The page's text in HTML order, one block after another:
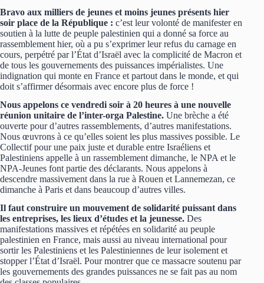
Bravo aux milliers de jeunes et moins jeunes présents hier
soir place de la République : c’est leur volonté de manifester en
soutien à la lutte de peuple palestinien qui a donné sa force au
rassemblement hier, où a pu s’exprimer leur refus du carnage en
cours, perpétré par l’État d’Israël avec la complicité de Macron et
de tous les gouvernements des puissances impérialistes. Une
indignation qui monte en France et partout dans le monde, et qui
doit s’affirmer désormais avec encore plus de force !
Nous appelons ce vendredi soir à 20 heures à une nouvelle
réunion unitaire de l’inter-orga Palestine. Une brèche a été
ouverte pour d’autres rassemblements, d’autres manifestations.
Nous œuvrons à ce qu’elles soient les plus massives possible. Le
Collectif pour une paix juste et durable entre Israéliens et
Palestiniens appelle à un rassemblement dimanche, le NPA et le
NPA-Jeunes font partie des déclarants. Nous appelons à
descendre massivement dans la rue à Rouen et Lannemezan, ce
dimanche à Paris et dans beaucoup d’autres villes.
Il faut construire un mouvement de solidarité puissant dans
les entreprises, les lieux d’études et la jeunesse. Des
manifestations massives et répétées en solidarité au peuple
palestinien en France, mais aussi au niveau international pour
sortir les Palestiniens et les Palestiniennes de leur isolement et
stopper l’État d’Israël. Pour montrer que ce massacre soutenu par
les gouvernements des grandes puissances ne se fait pas au nom